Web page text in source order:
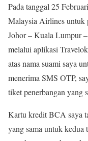
Pada tanggal 25
Malaysia Airlines untuk
Johor – Kuala Lumpur
melalui aplikasi
atas nama suami saya
menerima SMS OTP,
tiket penerbangan yang
Kartu kredit BCA saya
yang sama untuk kedua